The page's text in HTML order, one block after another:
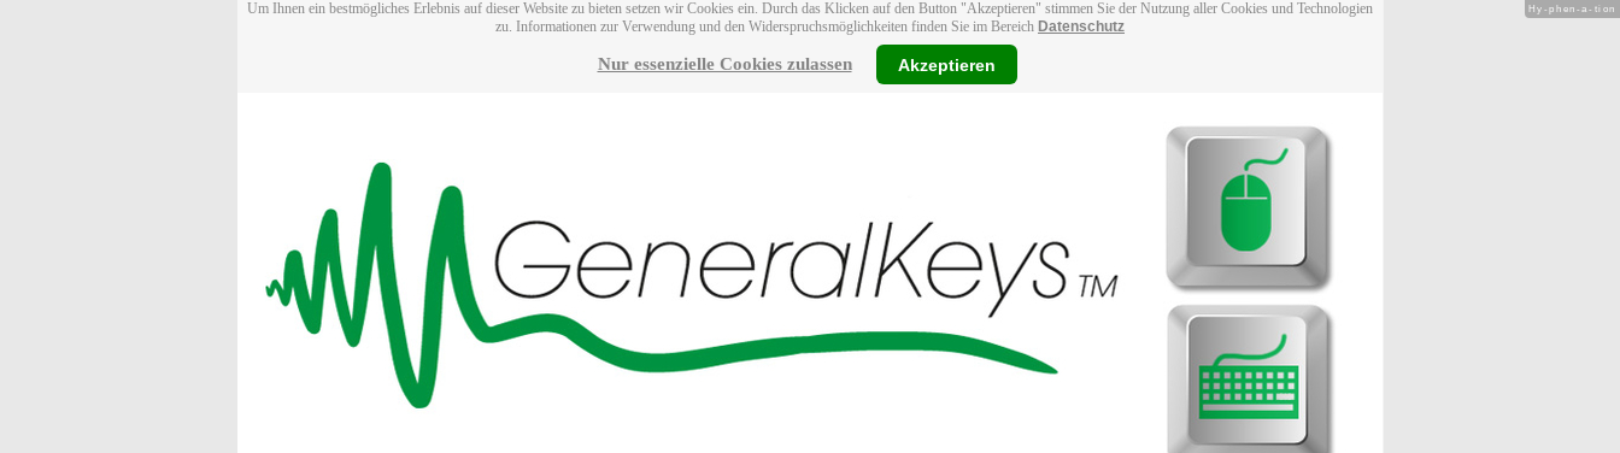
Um Ihnen ein bestmögliches Erlebnis auf dieser Website zu bieten setzen wir Cookies ein. Durch das Klicken auf den Button "Akzeptieren" stimmen Sie der Nutzung aller Cookies und Technologien
zu. Informationen zur Verwendung und den Widerspruchsmöglichkeiten finden Sie im Bereich Datenschutz
Nur essenzielle Cookies zulassen Akzeptieren
Hy-phen-a-tion